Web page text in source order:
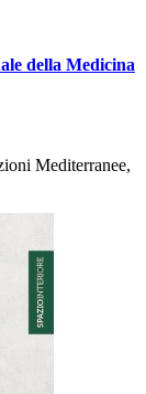
della Medicina
Mediterranee,